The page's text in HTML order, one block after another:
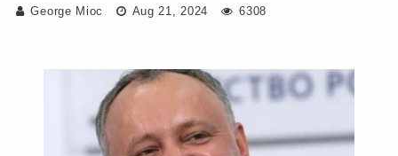
George Mioc Aug 21, 2024 6308